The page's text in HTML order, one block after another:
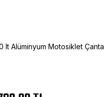
Alüminyum Motosiklet